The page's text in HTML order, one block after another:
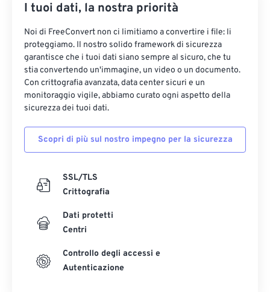
I tuoi dati, la nostra priorità
Noi di FreeConvert non ci limitiamo a convertire i file: li
proteggiamo. Il nostro solido framework di sicurezza
garantisce che i tuoi dati siano sempre al sicuro, che tu
stia convertendo un'immagine, un video o un documento.
Con crittografia avanzata, data center sicuri e un
monitoraggio vigile, abbiamo curato ogni aspetto della
sicurezza dei tuoi dati.
Scopri di più sul nostro impegno per la sicurezza
SSL/TLS
Crittografia
Dati protetti
Centri
Controllo degli accessi e
Autenticazione